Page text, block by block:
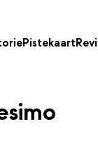
Pistekaart